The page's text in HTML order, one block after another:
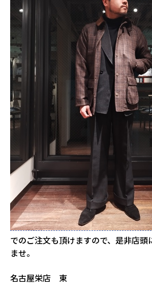
でのご注文も頂けますので、是非店頭
ませ。
名古屋栄店 東